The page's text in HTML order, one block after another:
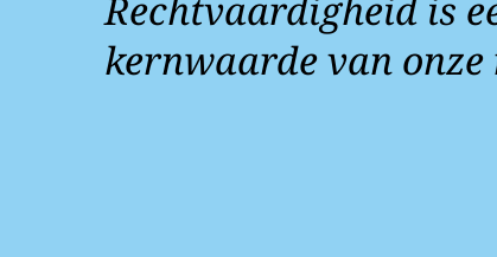
Rechtvaardigheid is
kernwaarde van